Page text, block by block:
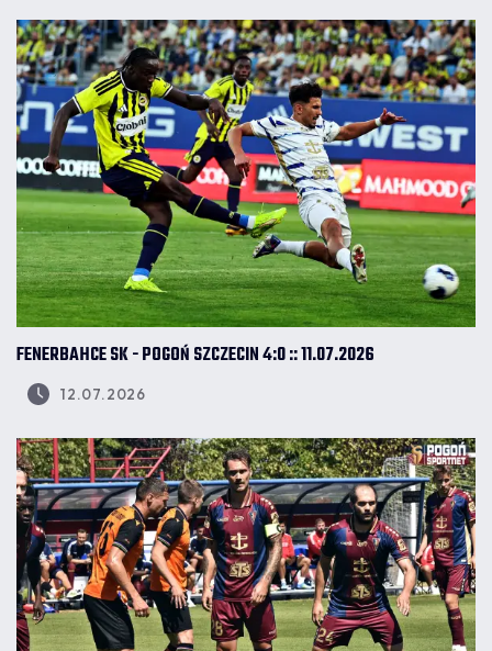
FENERBAHCE SK - POGOŃ SZCZECIN 4:0 :: 11.07.2026
12.07.2026